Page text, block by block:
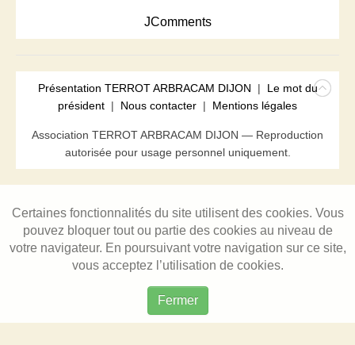
JComments
Présentation TERROT ARBRACAM DIJON | Le mot du
président | Nous contacter | Mentions légales
Association TERROT ARBRACAM DIJON — Reproduction
autorisée pour usage personnel uniquement.
Certaines fonctionnalités du site utilisent des cookies. Vous
pouvez bloquer tout ou partie des cookies au niveau de
votre navigateur. En poursuivant votre navigation sur ce site,
vous acceptez l’utilisation de cookies.
Fermer